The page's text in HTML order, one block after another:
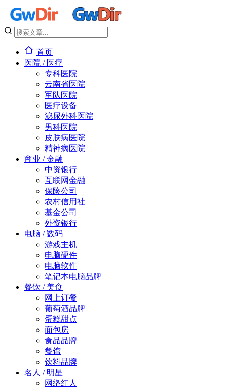
首页
医院 / 医疗
专科医院
云南省医院
军队医院
医疗设备
泌尿外科医院
男科医院
皮肤病医院
精神病医院
商业 / 金融
中资银行
互联网金融
保险公司
农村信用社
基金公司
外资银行
电脑 / 数码
游戏主机
电脑硬件
电脑软件
笔记本电脑品牌
餐饮 / 美食
网上订餐
葡萄酒品牌
蛋糕甜点
面包房
食品品牌
餐馆
饮料品牌
名人 / 明星
网络红人